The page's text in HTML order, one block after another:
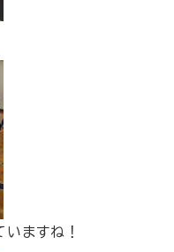
ますね！